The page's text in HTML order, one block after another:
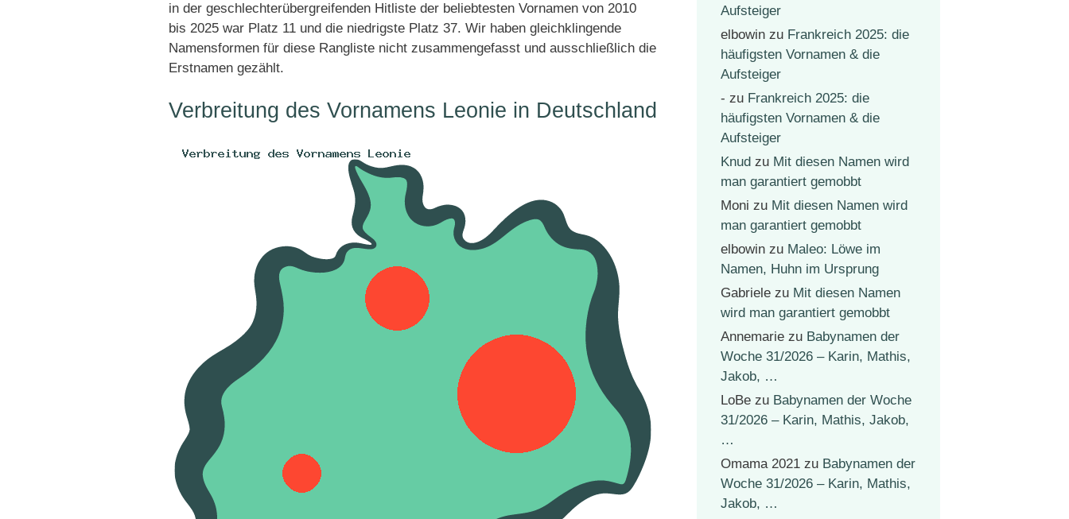
in der geschlechterübergreifenden Hitliste der beliebtesten Vornamen von 2010
bis 2025 war Platz 11 und die niedrigste Platz 37. Wir haben gleichklingende
Namensformen für diese Rangliste nicht zusammengefasst und ausschließlich die
Erstnamen gezählt.
Verbreitung des Vornamens Leonie in Deutschland
Aufsteiger
elbowin zu Frankreich 2025: die
häufigsten Vornamen & die
Aufsteiger
- zu Frankreich 2025: die
häufigsten Vornamen & die
Aufsteiger
Knud zu Mit diesen Namen wird
man garantiert gemobbt
Moni zu Mit diesen Namen wird
man garantiert gemobbt
elbowin zu Maleo: Löwe im
Namen, Huhn im Ursprung
Gabriele zu Mit diesen Namen
wird man garantiert gemobbt
Annemarie zu Babynamen der
Woche 31/2026 – Karin, Mathis,
Jakob, …
LoBe zu Babynamen der Woche
31/2026 – Karin, Mathis, Jakob,
…
Omama 2021 zu Babynamen der
Woche 31/2026 – Karin, Mathis,
Jakob, …